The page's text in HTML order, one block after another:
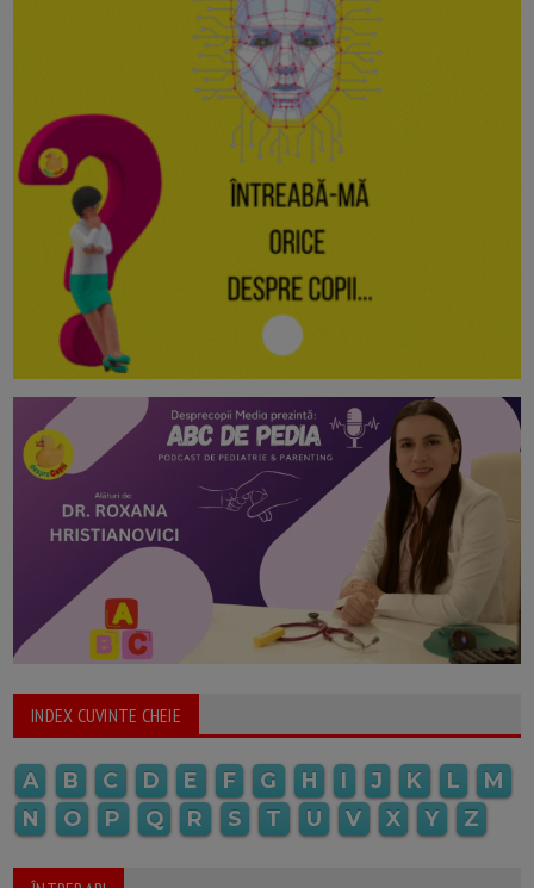
INDEX CUVINTE CHEIE
A B C D E F G H I J K L
M
N
O P Q R S T U V X Y Z